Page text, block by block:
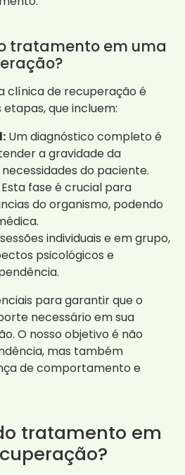
tratamento em uma
clínica de recuperação é
que incluem:
Um diagnóstico completo é
a gravidade da
do paciente.
Esta fase é crucial para
do organismo, podendo
individuais e em grupo,
psicológicos e
para garantir que o
necessário em sua
O nosso objetivo é não
mas também
de comportamento e
tratamento em